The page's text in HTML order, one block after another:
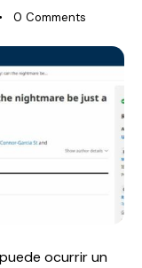
0 Comments
ocurrir un